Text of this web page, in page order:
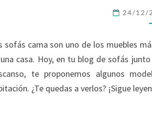
24/12/
sofás cama son uno de los muebles
casa. Hoy, en tu blog de sofás
te proponemos algunos
¿Te quedas a verlos? ¡Sigue